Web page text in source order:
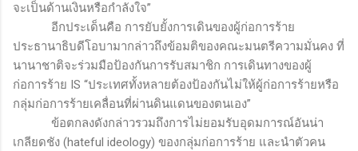
จะเป็นด้านเงินหรือกำลังใจ”
อีกประเด็นคือ การยับยั้งการเดินของผู้ก่อการร้าย
ประธานาธิบดีโอบามากล่าวถึงข้อมติของคณะมนตรีความมั่นคง ที่
นานาชาติจะร่วมมือป้องกันการรับสมาชิก การเดินทางของผู้
ก่อการร้าย IS “ประเทศทั้งหลายต้องป้องกันไม่ให้ผู้ก่อการร้ายหรือ
กลุ่มก่อการร้ายเคลื่อนที่ผ่านดินแดนของตนเอง”
ข้อตกลงดังกล่าวรวมถึงการไม่ยอมรับอุดมการณ์อันน่า
เกลียดชัง (hateful ideology) ของกลุ่มก่อการร้าย และนำตัวคน